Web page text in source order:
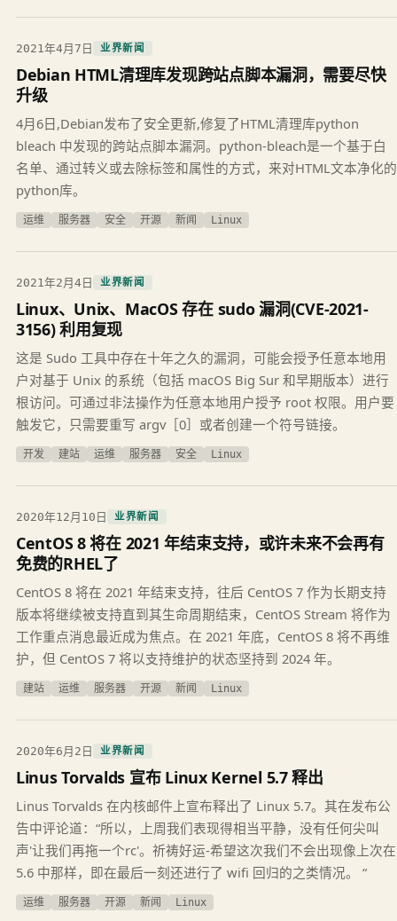
2021年4月7日 业界新闻
Debian HTML清理库发现跨站点脚本漏洞，需要尽快
升级
4月6日,Debian发布了安全更新,修复了HTML清理库python
bleach 中发现的跨站点脚本漏洞。python-bleach是一个基于白
名单、通过转义或去除标签和属性的方式，来对HTML文本净化的
python库。
运维 服务器 安全 开源 新闻 Linux
2021年2月4日 业界新闻
Linux、Unix、MacOS 存在 sudo 漏洞(CVE-2021-
3156) 利用复现
这是 Sudo 工具中存在十年之久的漏洞，可能会授予任意本地用
户对基于 Unix 的系统（包括 macOS Big Sur 和早期版本）进行
根访问。可通过非法操作为任意本地用户授予 root 权限。用户要
触发它，只需要重写 argv［0］或者创建一个符号链接。
开发 建站 运维 服务器 安全 Linux
2020年12月10日 业界新闻
CentOS 8 将在 2021 年结束支持，或许未来不会再有
免费的RHEL了
CentOS 8 将在 2021 年结束支持，往后 CentOS 7 作为长期支持
版本将继续被支持直到其生命周期结束，CentOS Stream 将作为
工作重点消息最近成为焦点。在 2021 年底，CentOS 8 将不再维
护，但 CentOS 7 将以支持维护的状态坚持到 2024 年。
建站 运维 服务器 开源 新闻 Linux
2020年6月2日 业界新闻
Linus Torvalds 宣布 Linux Kernel 5.7 释出
Linus Torvalds 在内核邮件上宣布释出了 Linux 5.7。其在发布公
告中评论道：“所以，上周我们表现得相当平静，没有任何尖叫
声'让我们再拖一个rc'。祈祷好运-希望这次我们不会出现像上次在
5.6 中那样，即在最后一刻还进行了 wifi 回归的之类情况。 “
运维 服务器 开源 新闻 Linux